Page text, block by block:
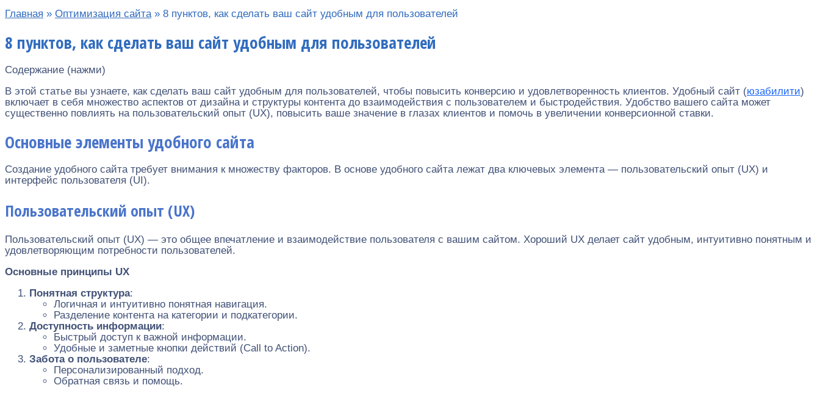
Главная » Оптимизация сайта » 8 пунктов, как сделать ваш сайт удобным для пользователей
8 пунктов, как сделать ваш сайт удобным для пользователей
Содержание (нажми)
В этой статье вы узнаете, как сделать ваш сайт удобным для пользователей, чтобы повысить конверсию и удовлетворенность клиентов. Удобный сайт (юзабилити)
включает в себя множество аспектов от дизайна и структуры контента до взаимодействия с пользователем и быстродействия. Удобство вашего сайта может
существенно повлиять на пользовательский опыт (UX), повысить ваше значение в глазах клиентов и помочь в увеличении конверсионной ставки.
Основные элементы удобного сайта
Создание удобного сайта требует внимания к множеству факторов. В основе удобного сайта лежат два ключевых элемента — пользовательский опыт (UX) и
интерфейс пользователя (UI).
Пользовательский опыт (UX)
Пользовательский опыт (UX) — это общее впечатление и взаимодействие пользователя с вашим сайтом. Хороший UX делает сайт удобным, интуитивно понятным и
удовлетворяющим потребности пользователей.
Основные принципы UX
Понятная структура:
Логичная и интуитивно понятная навигация.
Разделение контента на категории и подкатегории.
Доступность информации:
Быстрый доступ к важной информации.
Удобные и заметные кнопки действий (Call to Action).
Забота о пользователе:
Персонализированный подход.
Обратная связь и помощь.